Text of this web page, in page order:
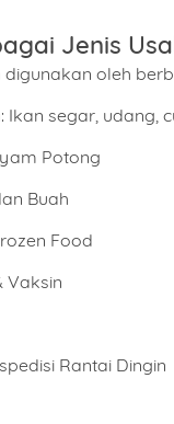
Jenis
oleh
segar, udang,
Potong
Buah
Food
Vaksin
Rantai Dingin